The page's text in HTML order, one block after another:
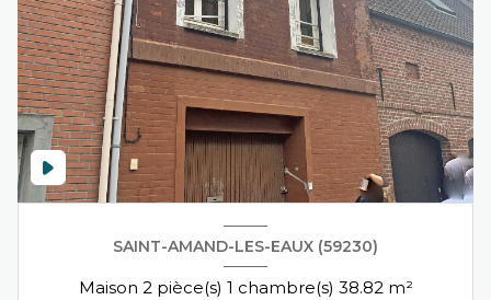
SAINT-AMAND-LES-EAUX (59230)
Maison 2 pièce(s) 1 chambre(s) 38.82 m²